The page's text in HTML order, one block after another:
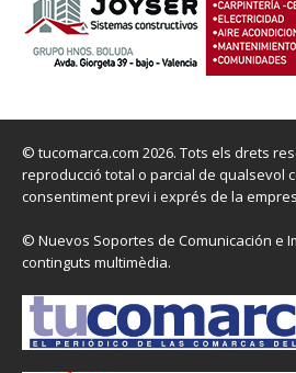
© tucomarca.com 2026. Tots els drets
reproducció total o parcial de qualsevol
consentiment previ i exprés de la
© Nuevos Soportes de Comunicación e
continguts multimèdia.